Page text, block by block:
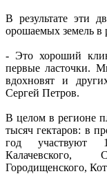
В результате эти
орошаемых земель в
- Это хороший
первые ласточки.
вдохновят и
Сергей Петров.
В целом в регионе
тысяч гектаров: в
год участвуют
Калачевского,
Городищенского,